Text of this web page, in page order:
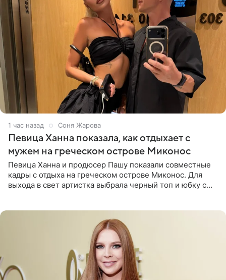
1 час назад Соня Жарова
Певица Ханна показала, как отдыхает с
мужем на греческом острове Миконос
Певица Ханна и продюсер Пашу показали совместные
кадры с отдыха на греческом острове Миконос. Для
выхода в свет артистка выбрала черный топ и юбку с